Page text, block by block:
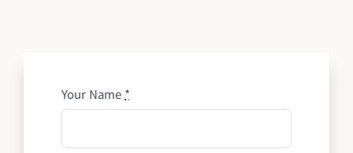
Your Name *